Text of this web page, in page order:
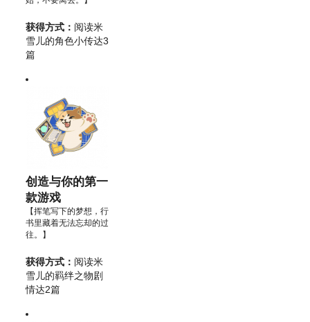
获得方式： 阅读米
雪儿的角色小传达3
篇
创造与你的第一
款游戏
【挥笔写下的梦想，行
书里藏着无法忘却的过
往。】
获得方式： 阅读米
雪儿的羁绊之物剧
情达2篇